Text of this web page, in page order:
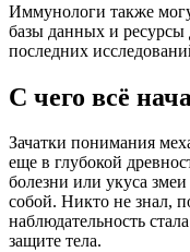
Иммунологи также
базы данных и
последних
С чего всё
Зачатки понимания
еще в глубокой
болезни или укуса
собой. Никто не знал,
наблюдательность
защите тела.